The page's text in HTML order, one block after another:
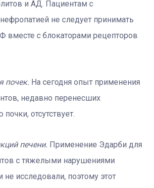
и АД. Пациентам с
не следует принимать
вместе с блокаторами рецепторов
почек. На сегодня опыт применения
недавно перенесших
отсутствует.
печени. Применение Эдарби для
с тяжелыми нарушениями
исследовали, поэтому этот